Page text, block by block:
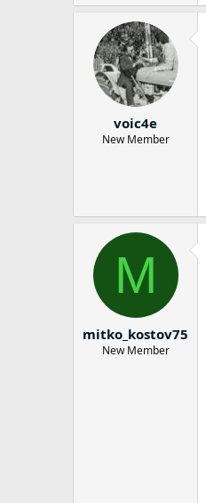
voic4e
New Member
M
mitko_kostov75
New Member